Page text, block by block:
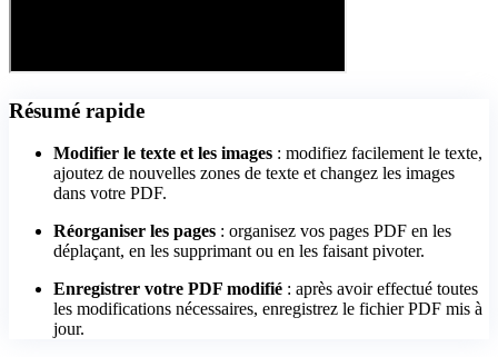
Résumé rapide
Modifier le texte et les images : modifiez facilement le texte,
ajoutez de nouvelles zones de texte et changez les images
dans votre PDF.
Réorganiser les pages : organisez vos pages PDF en les
déplaçant, en les supprimant ou en les faisant pivoter.
Enregistrer votre PDF modifié : après avoir effectué toutes
les modifications nécessaires, enregistrez le fichier PDF mis à
jour.